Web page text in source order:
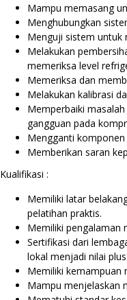
Mampu memasang
Menghubungkan
Menguji sistem untuk
Melakukan
memeriksa level
Memeriksa dan
Melakukan kalibrasi
Memperbaiki
gangguan pada
Mengganti
Memberikan saran
Kualifikasi :
Memiliki latar
pelatihan praktis.
Memiliki pengalaman
Sertifikasi dari
lokal menjadi nilai plus
Memiliki kemampuan
Mampu menjelaskan